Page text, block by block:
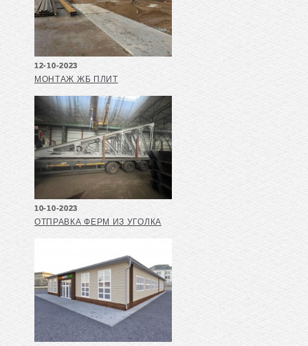
12-10-2023
МОНТАЖ ЖБ ПЛИТ
10-10-2023
ОТПРАВКА ФЕРМ ИЗ УГОЛКА